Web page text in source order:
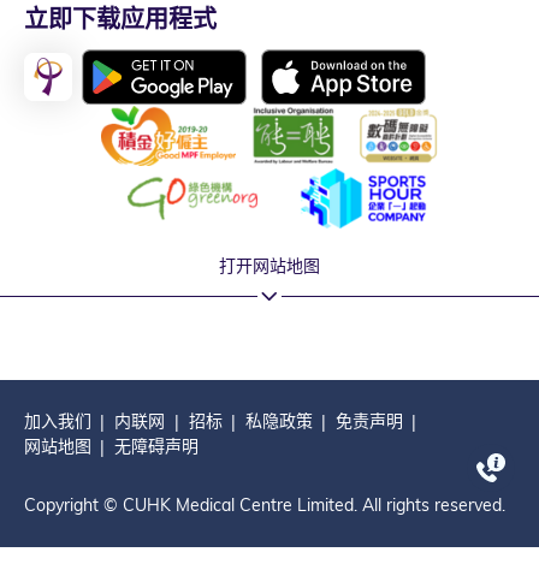
立即下载应用程式
打开网站地图
加入我们 内联网 招标 私隐政策
免责声明
网站地图
无障碍声明
Copyright © CUHK Medical Centre Limited. All rights reserved.